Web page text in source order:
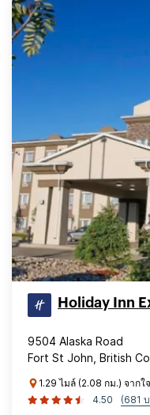
Holiday Inn
9504 Alaska Road
Fort St John, British
1.29 ไมล์ (2.08 กม.) จากใ
4.50
(681